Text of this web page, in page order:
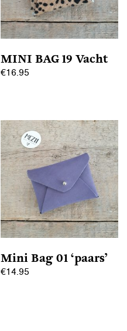
MINI BAG 19 Vacht
€16.95
Mini Bag 01 ‘paars’
€14.95